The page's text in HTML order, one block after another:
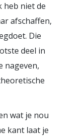
heb niet de
afschaffen,
Die
deel in
nageven,
wat je nou
kant laat je